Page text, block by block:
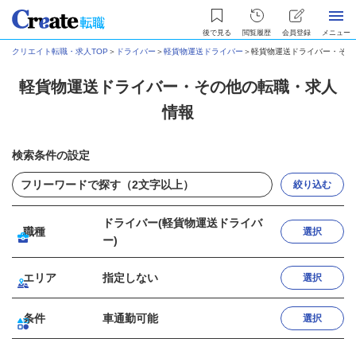
後で見る 閲覧履歴 会員登録 メニュー
クリエイト転職・求人TOP ＞ ドライバー ＞軽貨物運送ドライバー ＞軽貨物運送ドライバー・そ
軽貨物運送ドライバー・その他の転職・求人
情報
検索条件の設定
絞り込む
職種
ドライバー(軽貨物運送ドライバ
ー)
選択
エリア 指定しない 選択
条件 車通勤可能 選択